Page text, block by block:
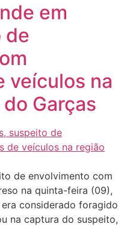
em
de
veículos na
Garças
de envolvimento com
na quinta-feira (09),
considerado foragido
na captura do suspeito,